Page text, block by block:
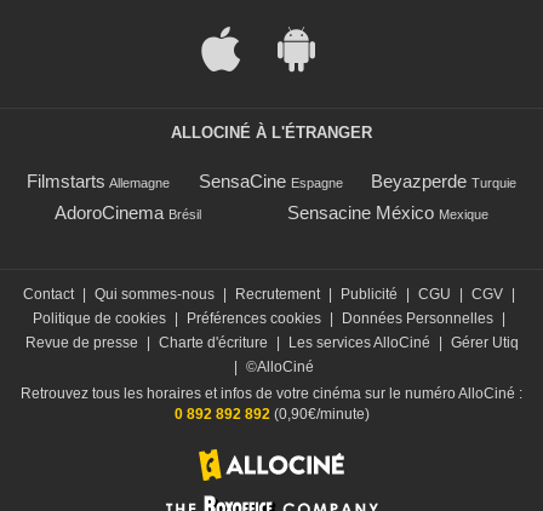
ALLOCINÉ À L'ÉTRANGER
Filmstarts Allemagne SensaCine Espagne Beyazperde Turquie
AdoroCinema Brésil Sensacine México Mexique
Contact | Qui sommes-nous | Recrutement | Publicité | CGU | CGV |
Politique de cookies | Préférences cookies | Données Personnelles |
Revue de presse
| Charte d'écriture | Les services AlloCiné | Gérer Utiq
| ©AlloCiné
Retrouvez tous les horaires et infos de votre cinéma sur le numéro AlloCiné :
0 892 892 892 (0,90€/minute)